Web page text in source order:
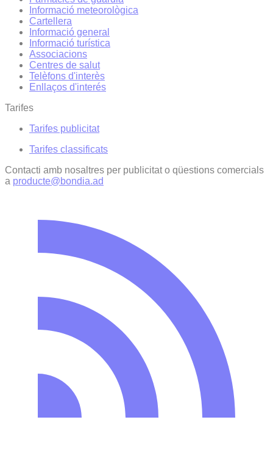
Informació meteorològica
Cartellera
Informació general
Informació turística
Associacions
Centres de salut
Telèfons d'interès
Enllaços d'interés
Tarifes
Tarifes publicitat
Tarifes classificats
Contacti amb nosaltres per publicitat o qüestions comercials
a producte@bondia.ad